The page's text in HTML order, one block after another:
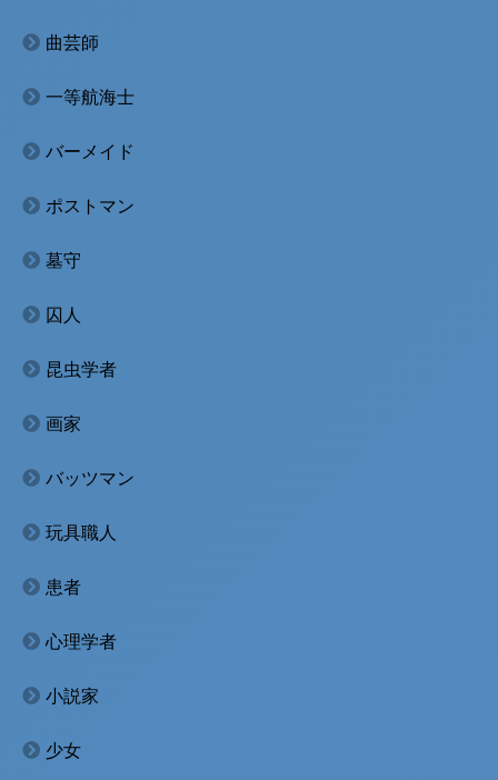
曲芸師
一等航海士
バーメイド
ポストマン
墓守
囚人
昆虫学者
画家
バッツマン
玩具職人
患者
心理学者
小説家
少女